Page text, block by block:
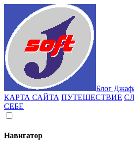
Блог
КАРТА САЙТА ПУТЕШЕСТВИЕ
СЕБЕ
Навигатор